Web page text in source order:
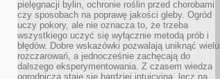
pielęgnacji bylin, ochronie roślin przed chorobami
czy sposobach na poprawę jakości gleby. Ogród
uczy pokory, ale nie oznacza to, że trzeba
wszystkiego uczyć się wyłącznie metodą prób i
błędów. Dobre wskazówki pozwalają uniknąć wielu
rozczarowań, a jednocześnie zachęcają do
dalszego eksperymentowania. Z czasem wiedza
ogrodnicza staje się bardziej intuicyjna, lecz na